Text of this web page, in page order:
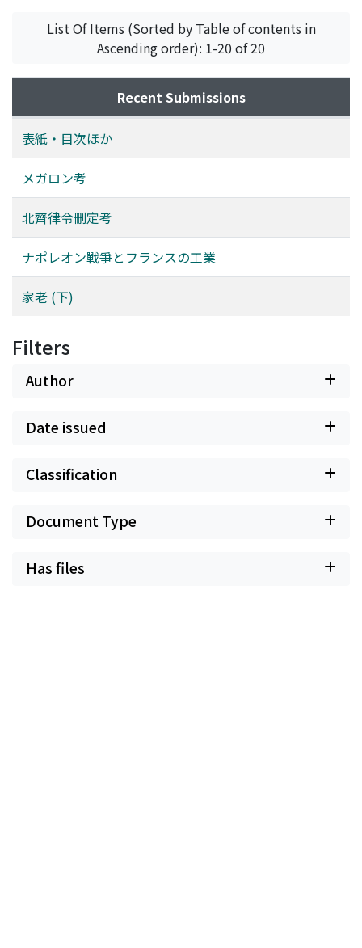
List Of Items (Sorted by Table of contents in
Ascending order): 1-20 of 20
Recent Submissions
表紙・目次ほか
メガロン考
北齊律令刪定考
ナポレオン戰爭とフランスの工業
家老 (下)
Filters
Author
Date issued
Classification
Document Type
Has files